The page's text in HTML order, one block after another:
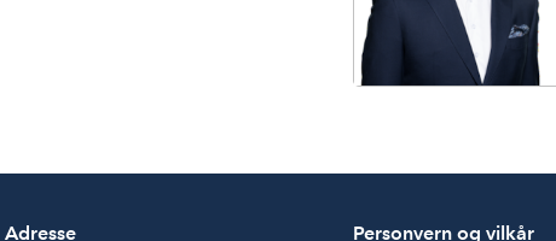
Adresse
Personvern og vilkår